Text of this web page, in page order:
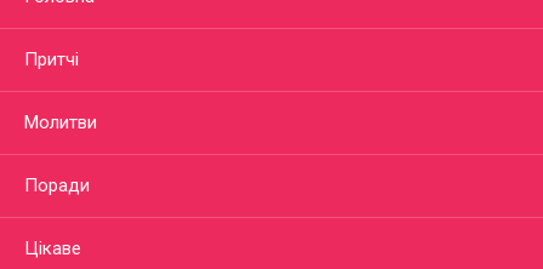
Притчі
Молитви
Поради
Цікаве